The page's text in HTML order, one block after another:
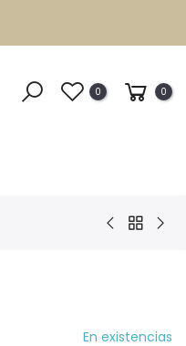
0 0
En existencias